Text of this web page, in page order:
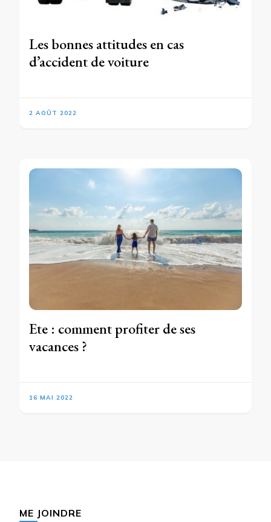
Les bonnes attitudes en cas
d’accident de voiture
2 AOÛT 2022
Ete : comment profiter de ses
vacances ?
16 MAI 2022
ME JOINDRE